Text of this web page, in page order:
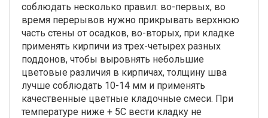
соблюдать несколько правил: во-первых, во
время перерывов нужно прикрывать верхнюю
часть стены от осадков, во-вторых, при кладке
применять кирпичи из трех-четырех разных
поддонов, чтобы выровнять небольшие
цветовые различия в кирпичах, толщину шва
лучше соблюдать 10-14 мм и применять
качественные цветные кладочные смеси. При
температуре ниже + 5С вести кладку не